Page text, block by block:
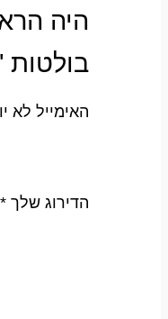
היה
בולטות
האימייל לא
הדירוג שלך *